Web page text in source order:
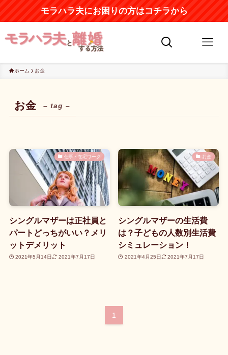
モラハラ夫にお困りの方はコチラから
ホーム お金
お金 – tag –
仕事・在宅ワーク
シングルマザーは正社員と
パートどっちがいい？メリ
ットデメリット
2021年5月14日 2021年7月17日
お金
シングルマザーの生活費
は？子どもの人数別生活費
シミュレーション！
2021年4月25日 2021年7月17日
1